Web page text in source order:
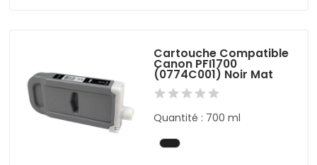
Cartouche Compatible
Canon PFI1700
(0774C001) Noir Mat
Quantité : 700 ml